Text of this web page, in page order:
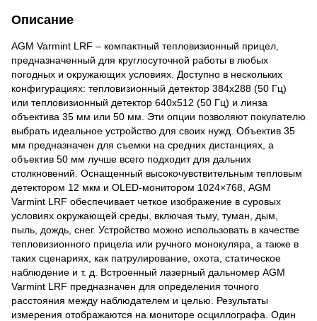
Описание
AGM Varmint LRF – компактный тепловизионный прицел,
предназначенный для круглосуточной работы в любых
погодных и окружающих условиях. Доступно в нескольких
конфигурациях: тепловизионный детектор 384x288 (50 Гц)
или тепловизионный детектор 640x512 (50 Гц) и линза
объектива 35 мм или 50 мм. Эти опции позволяют покупателю
выбрать идеальное устройство для своих нужд. Объектив 35
мм предназначен для съемки на средних дистанциях, а
объектив 50 мм лучше всего подходит для дальних
столкновений. Оснащенный высокочувствительным тепловым
детектором 12 мкм и OLED-монитором 1024×768, AGM
Varmint LRF обеспечивает четкое изображение в суровых
условиях окружающей среды, включая тьму, туман, дым,
пыль, дождь, снег. Устройство можно использовать в качестве
тепловизионного прицела или ручного монокуляра, а также в
таких сценариях, как патрулирование, охота, статическое
наблюдение и т. д. Встроенный лазерный дальномер AGM
Varmint LRF предназначен для определения точного
расстояния между наблюдателем и целью. Результаты
измерения отображаются на мониторе осциллографа. Один